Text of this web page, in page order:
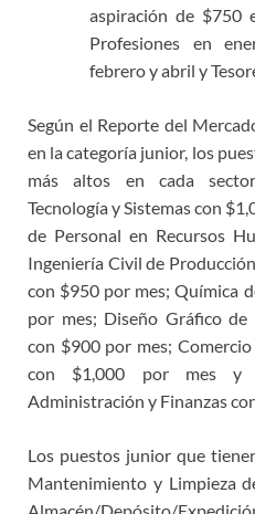
aspiración de $750
Profesiones en
febrero y abril y
Según el Reporte del
en la categoría junior, los
más altos en cada
Tecnología y Sistemas con
de Personal en Recursos
Ingeniería Civil de
con $950 por mes; Química
por mes; Diseño Gráfico
con $900 por mes;
con $1,000 por mes y
Administración y Finanzas
Los puestos junior que
Mantenimiento y Limpieza